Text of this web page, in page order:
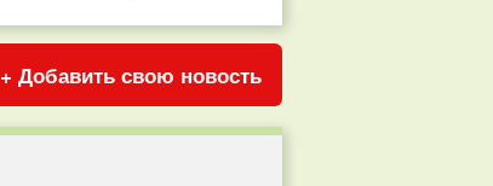
+ Добавить свою новость